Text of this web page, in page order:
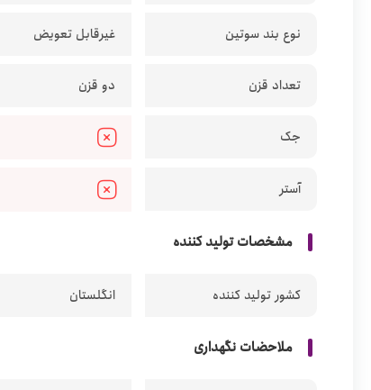
نوع بند سوتین غیرقابل تعویض
تعداد قزن دو قزن
جک
آستر
مشخصات تولید کننده
کشور تولید کننده انگلستان
ملاحضات نگهداری